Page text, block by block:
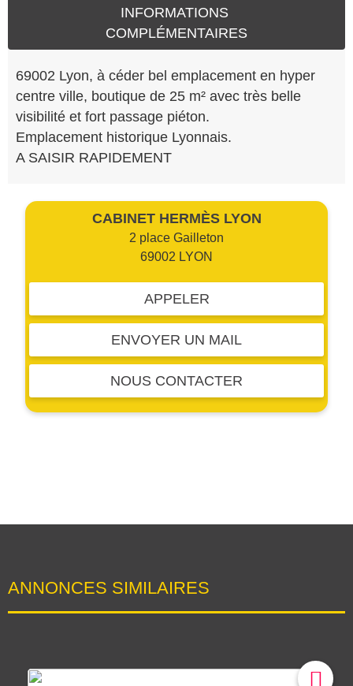
INFORMATIONS
COMPLÉMENTAIRES
69002 Lyon, à céder bel emplacement en hyper
centre ville, boutique de 25 m² avec très belle
visibilité et fort passage piéton.
Emplacement historique Lyonnais.
A SAISIR RAPIDEMENT
CABINET HERMÈS LYON
2 place Gailleton
69002 LYON
APPELER
ENVOYER UN MAIL
NOUS CONTACTER
ANNONCES SIMILAIRES